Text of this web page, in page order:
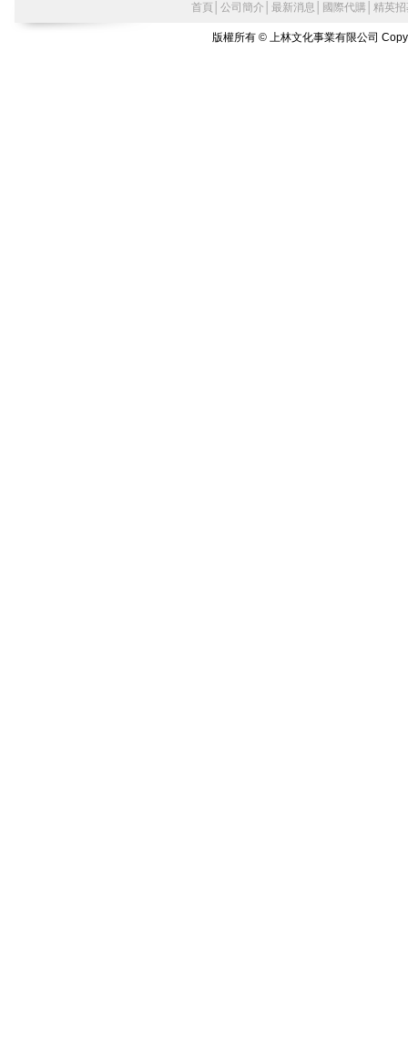
首頁 公司簡介 最新消息 國際代購 精英招
版權所有 © 上林文化事業有限公司